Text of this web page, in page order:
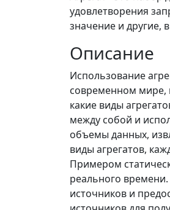
удовлетворения
значение и другие,
Описание
Использование
современном мире,
какие виды
между собой и
объемы данных,
виды агрегатов,
Примером
реального
источников и